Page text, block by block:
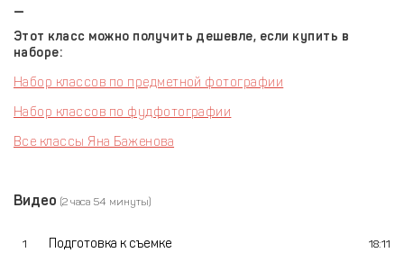
—
Этот класс можно получить дешевле, если купить в
наборе:
Набор классов по предметной фотографии
Набор классов по фудфотографии
Все классы Яна Баженова
Видео (2 часа 54 минуты)
1 Подготовка к съемке 18:11